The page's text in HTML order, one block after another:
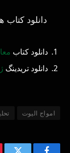
دانلود کتاب
دانلود کتاب
دانلود تریدینگ
امواج الیوت